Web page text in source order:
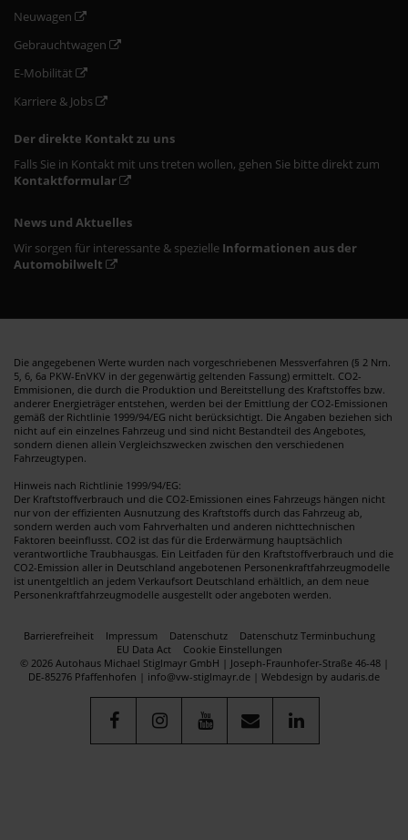
Neuwagen
Gebrauchtwagen
E-Mobilität
Karriere & Jobs
Der direkte Kontakt zu uns
Falls Sie in Kontakt mit uns treten wollen, gehen Sie bitte direkt zum
Kontaktformular
News und Aktuelles
Wir sorgen für interessante & spezielle Informationen aus der
Automobilwelt
Die angegebenen Werte wurden nach vorgeschriebenen Messverfahren (§ 2 Nrn.
5, 6, 6a PKW-EnVKV in der gegenwärtig geltenden Fassung) ermittelt. CO2-
Emmisionen, die durch die Produktion und Bereitstellung des Kraftstoffes bzw.
anderer Energieträger entstehen, werden bei der Emittlung der CO2-Emissionen
gemäß der Richtlinie 1999/94/EG nicht berücksichtigt. Die Angaben beziehen sich
nicht auf ein einzelnes Fahrzeug und sind nicht Bestandteil des Angebotes,
sondern dienen allein Vergleichszwecken zwischen den verschiedenen
Fahrzeugtypen.
Hinweis nach Richtlinie 1999/94/EG:
Der Kraftstoffverbrauch und die CO2-Emissionen eines Fahrzeugs hängen nicht
nur von der effizienten Ausnutzung des Kraftstoffs durch das Fahrzeug ab,
sondern werden auch vom Fahrverhalten und anderen nichttechnischen
Faktoren beeinflusst. CO2 ist das für die Erderwärmung hauptsächlich
verantwortliche Traubhausgas. Ein Leitfaden für den Kraftstoffverbrauch und die
CO2-Emission aller in Deutschland angebotenen Personenkraftfahrzeugmodelle
ist unentgeltlich an jedem Verkaufsort Deutschland erhältlich, an dem neue
Personenkraftfahrzeugmodelle ausgestellt oder angeboten werden.
Barrierefreiheit Impressum Datenschutz
Datenschutz Terminbuchung
EU Data Act
Cookie Einstellungen
© 2026 Autohaus Michael Stiglmayr GmbH | Joseph-Fraunhofer-Straße 46-48 |
DE-85276 Pfaffenhofen | info@vw-stiglmayr.de | Webdesign by audaris.de